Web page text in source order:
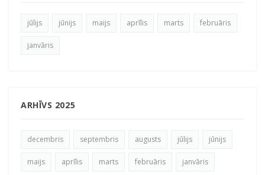
jūlijs jūnijs maijs aprīlis marts februāris
janvāris
ARHĪVS 2025
decembris septembris augusts jūlijs jūnijs
maijs aprīlis marts februāris janvāris